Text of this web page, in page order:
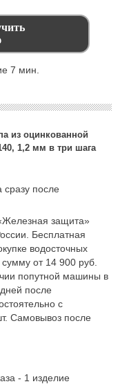
из оцинкованной
1,2 мм в три шага
сразу после
защита»
Бесплатная
водосточных
от 14 900 руб.
попутной машины в
после
с
Самовывоз после
- 1 изделие
7 мин.